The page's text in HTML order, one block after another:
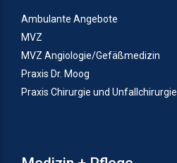
Ambulante Angebote
MVZ
MVZ Angiologie/Gefäßmedizin
Praxis Dr. Moog
Praxis Chirurgie und Unfallchirurgie